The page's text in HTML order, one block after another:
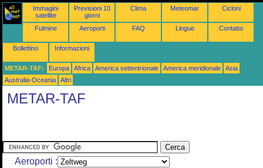
Immagini
satellite
Previsioni 10
giorni
Clima Meteomar Cicloni
Fulmine Aeroporti FAQ Lingue Contatto
Bollettino Informazioni
METAR-TAF: Europa Africa America settentrionale America meridionale
Asia
Australia-Oceania
Altri
METAR-TAF
Aeroporti :